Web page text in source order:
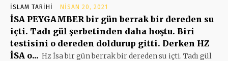
İSLAM TARIHI NISAN 20, 2021
İSA PEYGAMBER bir gün berrak bir dereden su
içti. Tadı gül şerbetinden daha hoştu. Biri
testisini o dereden doldurup gitti. Derken HZ
İSA o... Hz İsa bir gün berrak bir dereden su içti. Tadı gül